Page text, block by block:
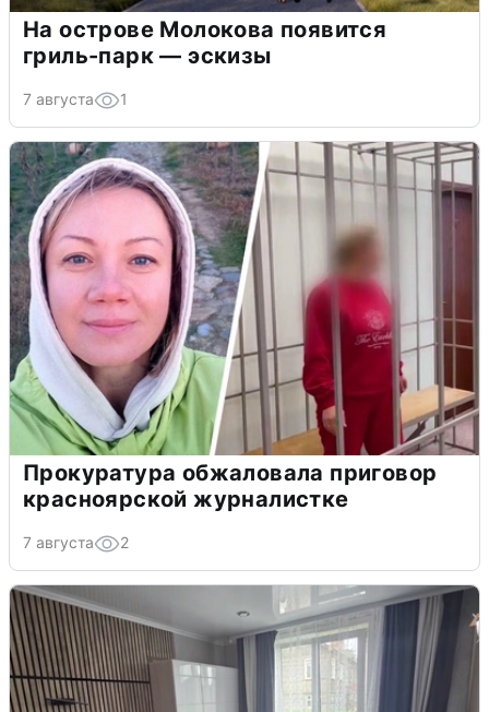
На острове Молокова появится
гриль-парк — эскизы
7 августа 1
Прокуратура обжаловала приговор
красноярской журналистке
7 августа 2